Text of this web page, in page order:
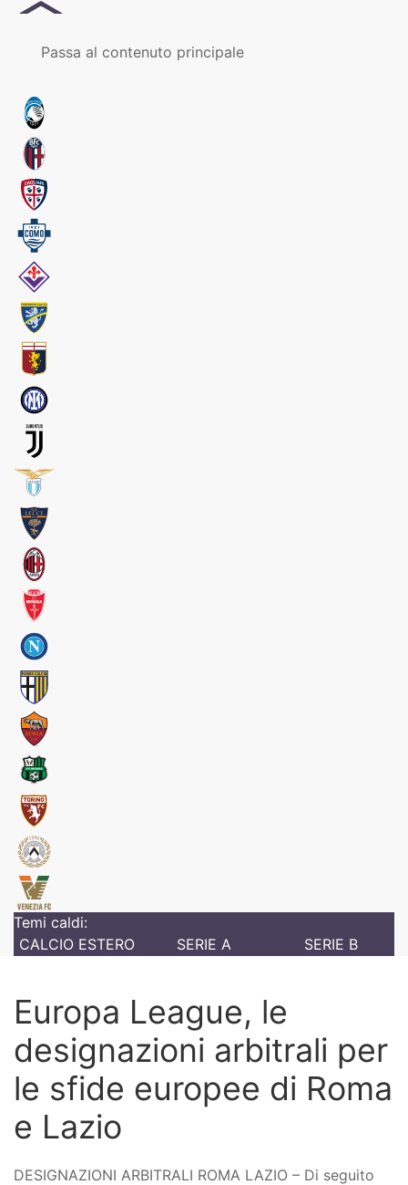
Passa al contenuto principale
Temi caldi:
CALCIO ESTERO
SERIE A SERIE B
Europa League, le
designazioni arbitrali per
le sfide europee di Roma
e Lazio
DESIGNAZIONI ARBITRALI ROMA LAZIO – Di seguito